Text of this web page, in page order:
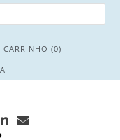
CARRINHO (0)